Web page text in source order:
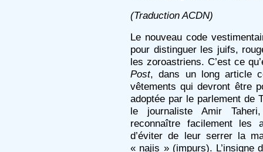
(Traduction ACDN)
Le nouveau code
pour distinguer les juifs,
les zoroastriens. C’est ce
Post, dans un long article
vêtements qui devront être
adoptée par le parlement de
le journaliste Amir
reconnaître facilement les
d’éviter de leur serrer la
« najis » (impurs). L’insigne